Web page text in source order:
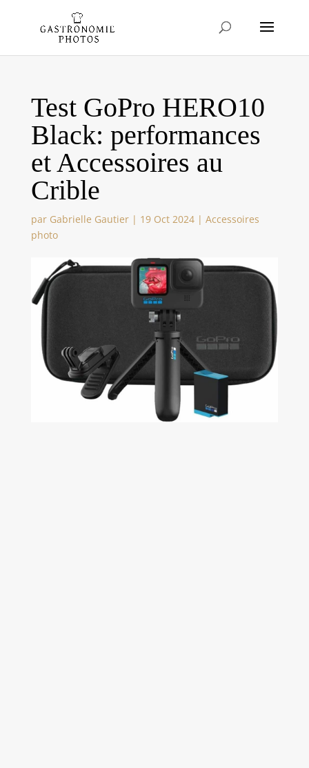
Test GoPro HERO10
Black: performances
et Accessoires au
Crible
par Gabrielle Gautier| 19 Oct 2024| Accessoires
photo